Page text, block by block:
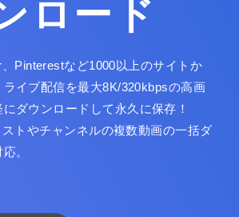
ロード
Pinterestなど1000以上のサイトか
ライブ配信を最大8K/320kbpsの高画
ダウンロードして永久に保存！
トやチャンネルの複数動画の一括ダ
。